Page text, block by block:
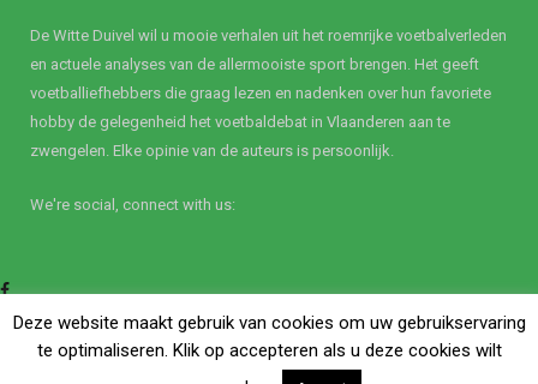
De Witte Duivel wil u mooie verhalen uit het roemrijke voetbalverleden
en actuele analyses van de allermooiste sport brengen. Het geeft
voetballiefhebbers die graag lezen en nadenken over hun favoriete
hobby de gelegenheid het voetbaldebat in Vlaanderen aan te
zwengelen. Elke opinie van de auteurs is persoonlijk.
We're social, connect with us:
Facebook
Twitter
Deze website maakt gebruik van cookies om uw gebruikservaring
te optimaliseren. Klik op accepteren als u deze cookies wilt